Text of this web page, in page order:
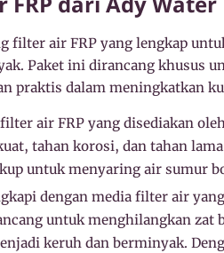
filter air FRP yang lengkap
Paket ini dirancang khusus
praktis dalam meningkatkan
air FRP yang disediakan
tahan korosi, dan tahan
untuk menyaring air sumur
dengan media filter air
untuk menghilangkan
keruh dan berminyak.